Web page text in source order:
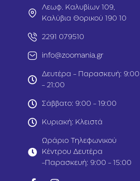
Λεωφ. Καλυβίων 109,
Καλύβια Θορικού 190 10
2291 079510
info@zoomania.gr
Δευτέρα - Παρασκευή: 9:00
- 21:00
Σάββατο: 9:00 - 19:00
Κυριακή: Κλειστά
Ωράριο Τηλεφωνικού
Κέντρου Δευτέρα
-Παρασκευή: 9:00 - 15:00